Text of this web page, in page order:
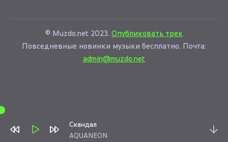
© Muzdo.net 2023. Опубликовать трек
Повседневные новинки музыки бесплатно. Почта:
admin@muzdo.net
Скандал
AQUANEON